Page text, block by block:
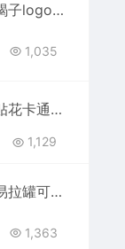
蝎子蝎子摆尾蝎子logo节肢动物AI8.0格式激光打标文件通用矢量图
1,035
涂鸦形状汽车贴花卡通名图精品车贴精选
1,129
新起航新跨越易拉罐可乐饮料企业年会
1,363